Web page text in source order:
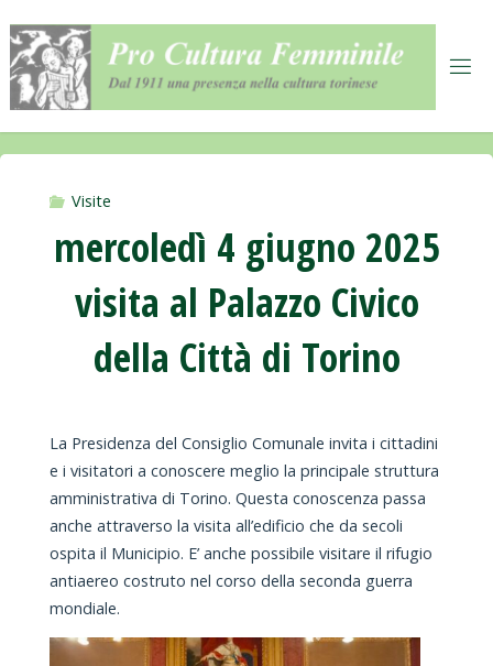
al
contenuto
Visite
mercoledì 4 giugno 2025
visita al Palazzo Civico
della Città di Torino
La Presidenza del Consiglio Comunale invita i cittadini
e i visitatori a conoscere meglio la principale struttura
amministrativa di Torino. Questa conoscenza passa
anche attraverso la visita all’edificio che da secoli
ospita il Municipio. E’ anche possibile visitare il rifugio
antiaereo costruto nel corso della seconda guerra
mondiale.